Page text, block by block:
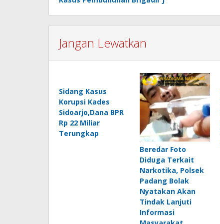
Jangan Lewatkan
Sidang Kasus
Korupsi Kades
Sidoarjo,Dana BPR
Rp 22 Miliar
Terungkap
Beredar Foto
Diduga Terkait
Narkotika, Polsek
Padang Bolak
Nyatakan Akan
Tindak Lanjuti
Informasi